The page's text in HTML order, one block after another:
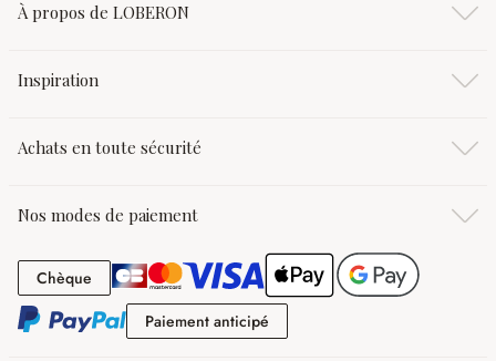
À propos de LOBERON
Inspiration
Achats en toute sécurité
Nos modes de paiement
Chèque Chèque
Paiement anticipé